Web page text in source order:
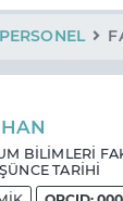
PERSONEL
BİLİMLERİ
TARİHİ